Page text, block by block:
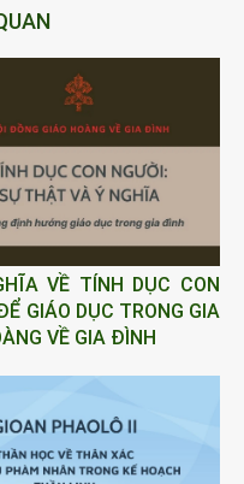
VỀ TÍNH DỤC CON
GIÁO DỤC TRONG GIA
VỀ GIA ĐÌNH